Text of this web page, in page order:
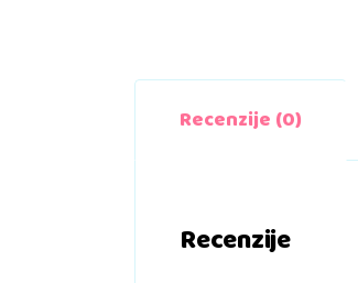
Recenzije (0)
Recenzije